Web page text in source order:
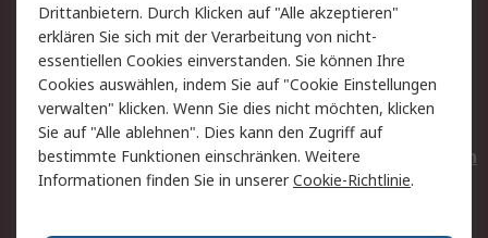
Rechtliches
AGB
Datenschutz
Cookie-Richtlinie
Zahlungsbedingungen
Copyright/Impressum
Entsorgung
Elektrogeräte/Batterien
Drittanbietern. Durch Klicken auf "Alle akzeptieren"
erklären Sie sich mit der Verarbeitung von nicht-
essentiellen Cookies einverstanden. Sie können Ihre
Cookies auswählen, indem Sie auf "Cookie Einstellungen
verwalten" klicken. Wenn Sie dies nicht möchten, klicken
Sie auf "Alle ablehnen". Dies kann den Zugriff auf
bestimmte Funktionen einschränken. Weitere
Informationen finden Sie in unsererCookie-Richtlinie.